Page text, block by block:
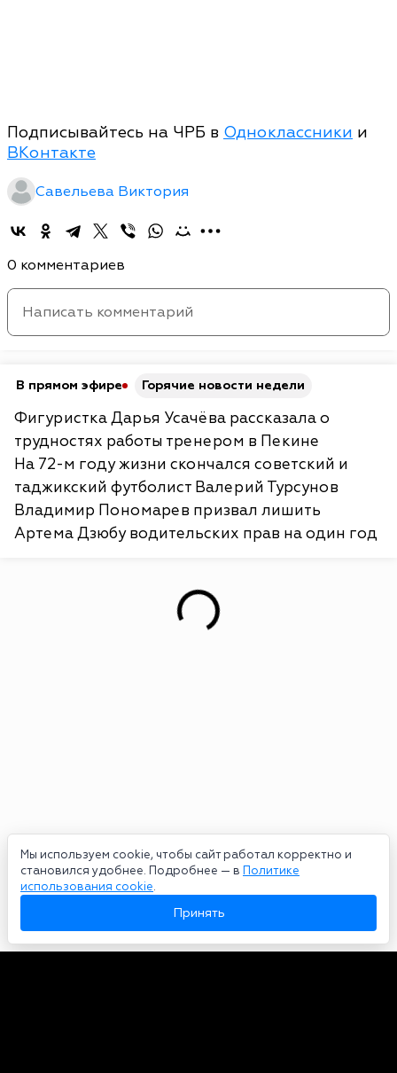
Мы используем cookie, чтобы сайт работал корректно и
становился удобнее. Подробнее — в Политике
использования cookie.
Принять
Подписывайтесь на ЧРБ в Одноклассники и
ВКонтакте
Савельева Виктория
0 комментариев
В прямом эфире Горячие новости недели
Фигуристка Дарья Усачёва рассказала о
трудностях работы тренером в Пекине
На 72-м году жизни скончался советский и
таджикский футболист Валерий Турсунов
Владимир Пономарев призвал лишить
Артема Дзюбу водительских прав на один год